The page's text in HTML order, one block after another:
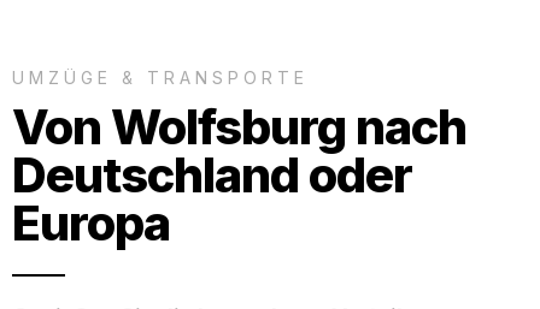
UMZÜGE & TRANSPORTE
Von Wolfsburg nach
Deutschland oder
Europa